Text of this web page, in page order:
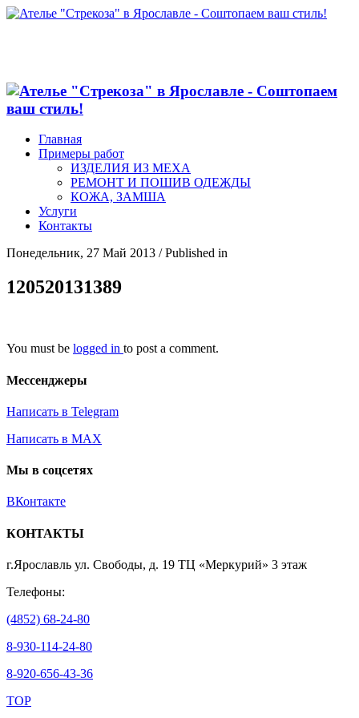
Главная
Примеры работ
ИЗДЕЛИЯ ИЗ МЕХА
РЕМОНТ И ПОШИВ ОДЕЖДЫ
КОЖА, ЗАМША
Услуги
Контакты
Понедельник, 27 Май 2013 /Published in
120520131389
You must be logged in to post a comment.
Мессенджеры
Написать в Telegram
Написать в MAX
Мы в соцсетях
ВКонтакте
КОНТАКТЫ
г.Ярославль ул. Свободы, д. 19 ТЦ «Меркурий» 3 этаж
Телефоны:
(4852) 68-24-80
8-930-114-24-80
8-920-656-43-36
TOP